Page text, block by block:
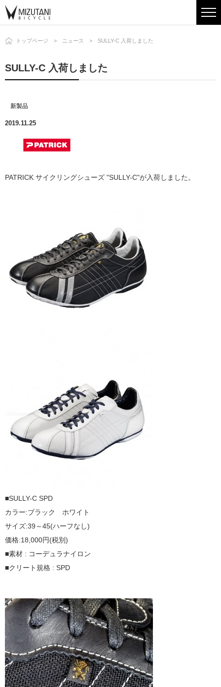
トップページ ニュース SULLY-C 入荷しました
SULLY-C 入荷しました
新製品
2019.11.25
PATRICK サイクリングシューズ "SULLY-C"が入荷しました。
■SULLY-C SPD
カラー:ブラック ホワイト
サイズ:39～45(ハーフなし)
価格:18,000円(税別)
■素材 : コーデュラナイロン
■クリート規格 : SPD